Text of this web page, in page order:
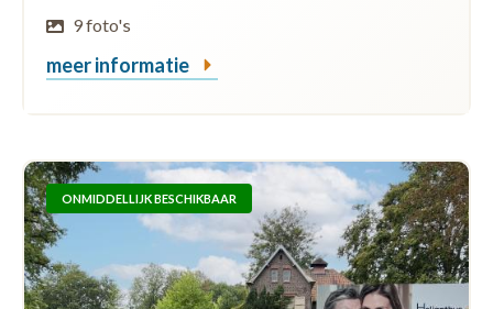
9 foto's
meer informatie
ONMIDDELLIJK BESCHIKBAAR